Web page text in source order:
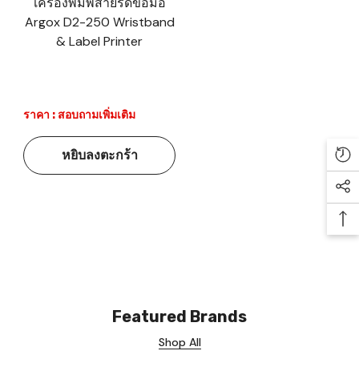
Argox D2-250 Wristband
& Label Printer
ราคา : สอบถามเพิ่มเติม
หยิบลงตะกร้า
Featured Brands
Shop All